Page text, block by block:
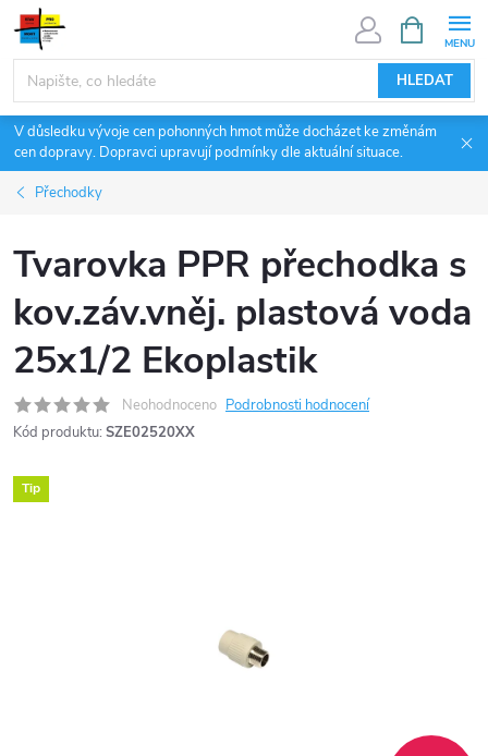
Přejít
obsah
HLEDAT
NÁKUPNÍ
KOŠÍK
V důsledku vývoje cen pohonných hmot může docházet ke změnám
cen dopravy. Dopravci upravují podmínky dle aktuální situace.
Přechodky
Tvarovka PPR přechodka s
kov.záv.vněj. plastová voda
25x1/2 Ekoplastik
Neohodnoceno Podrobnosti hodnocení
Kód produktu: SZE02520XX
Tip